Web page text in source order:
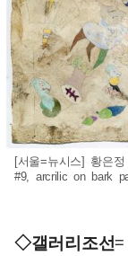
[서울=뉴시스] 황은
#9, arcrilic on bark
◇갤러리조선